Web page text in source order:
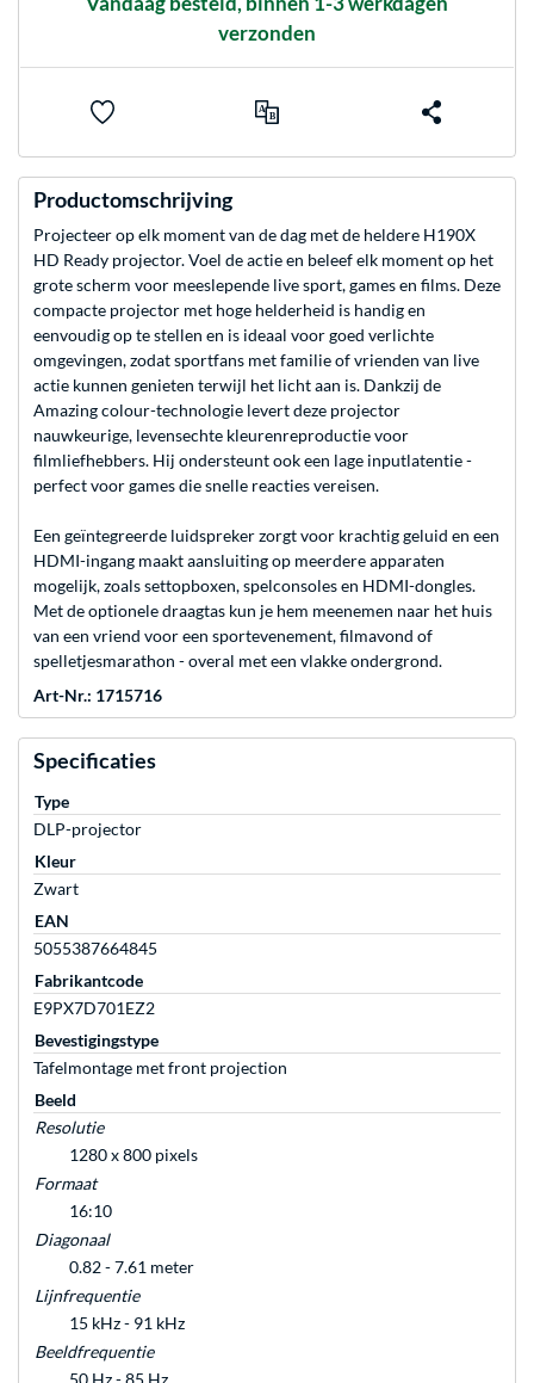
verzonden
Productomschrijving
Projecteer op elk moment van de dag met de heldere H190X
HD Ready projector. Voel de actie en beleef elk moment op het
grote scherm voor meeslepende live sport, games en films. Deze
compacte projector met hoge helderheid is handig en
eenvoudig op te stellen en is ideaal voor goed verlichte
omgevingen, zodat sportfans met familie of vrienden van live
actie kunnen genieten terwijl het licht aan is. Dankzij de
Amazing colour-technologie levert deze projector
nauwkeurige, levensechte kleurenreproductie voor
filmliefhebbers. Hij ondersteunt ook een lage inputlatentie -
perfect voor games die snelle reacties vereisen.
Een geïntegreerde luidspreker zorgt voor krachtig geluid en een
HDMI-ingang maakt aansluiting op meerdere apparaten
mogelijk, zoals settopboxen, spelconsoles en HDMI-dongles.
Met de optionele draagtas kun je hem meenemen naar het huis
van een vriend voor een sportevenement, filmavond of
spelletjesmarathon - overal met een vlakke ondergrond.
Art-Nr.: 1715716
Specificaties
Type
DLP-projector
Kleur
Zwart
EAN
5055387664845
Fabrikantcode
E9PX7D701EZ2
Bevestigingstype
Tafelmontage met front projection
Beeld
Resolutie
1280 x 800 pixels
Formaat
16:10
Diagonaal
0.82 - 7.61 meter
Lijnfrequentie
15 kHz - 91 kHz
Beeldfrequentie